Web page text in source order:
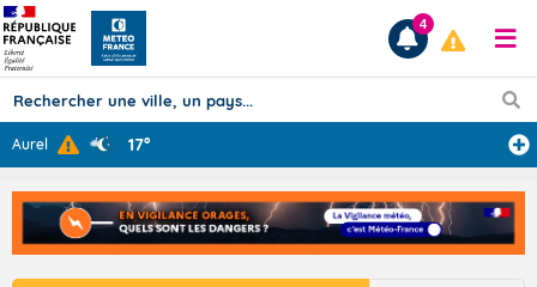
Prévisions
TOUS LES RÉSULTATS
4
Aurel 17°